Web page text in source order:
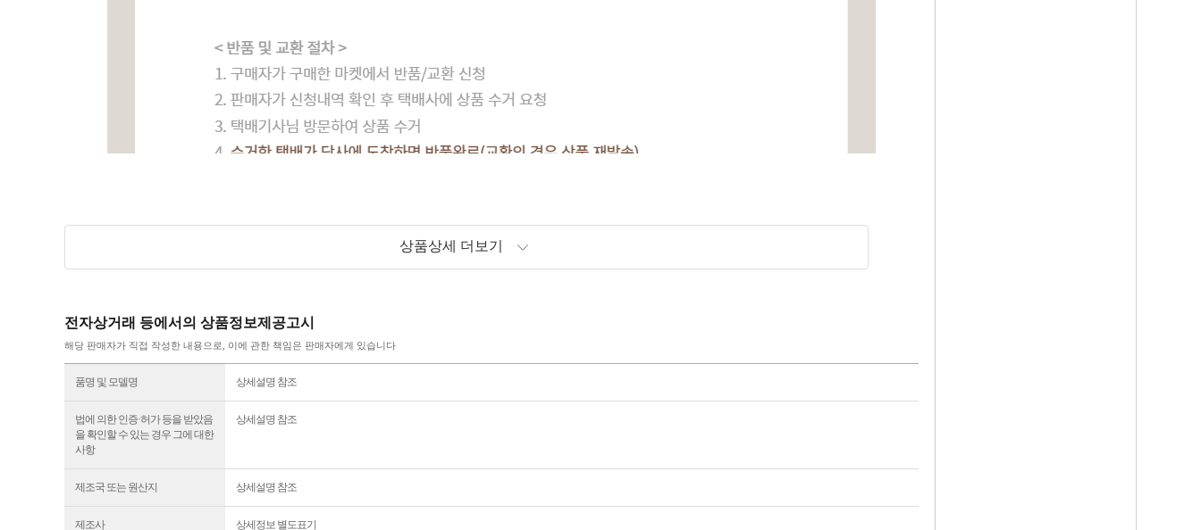
상품상세 더보기
전자상거래 등에서의 상품정보제공고시
해당 판매자가 직접 작성한 내용으로, 이에 관한 책임은 판매자에게 있습니다
품명 및 모델명 상세설명 참조
법에 의한 인증·허가 등을 받았음
을 확인할 수 있는 경우 그에 대한
사항
상세설명 참조
제조국 또는 원산지 상세설명 참조
제조사 상세정보 별도표기